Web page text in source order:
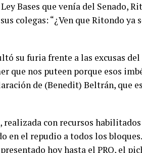
Bases que venía del Senado,
colegas: “¿Ven que Ritondo ya
su furia frente a las excusas
que nos puteen porque esos
de (Benedit) Beltrán, que
realizada con recursos
en el repudio a todos los
hoy hasta el PRO, el